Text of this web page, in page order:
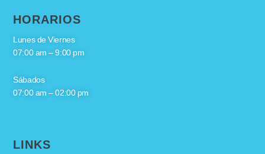
HORARIOS
Lunes de Viernes
07:00 am – 9:00 pm
Sábados
07:00 am – 02:00 pm
LINKS